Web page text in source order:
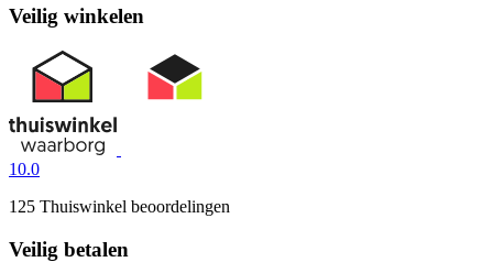
Veilig winkelen
10.0
125 Thuiswinkel beoordelingen
Veilig betalen